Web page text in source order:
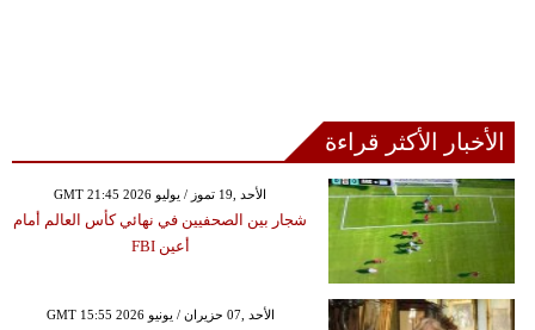
الأخبار الأكثر قراءة
GMT 21:45 2026 الأحد ,19 تموز / يوليو
شجار بين الصحفيين في نهائي كأس العالم أمام
أعين FBI
GMT 15:55 2026 الأحد ,07 حزيران / يونيو